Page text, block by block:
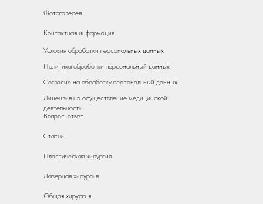
Фотогалерея
Контактная информация
Согласие на обработку персональный данных
Политика обработки персональный данных
Условия обработки персональных данных
Вопрос-ответ
Статьи
Лицензия на осуществление медицинской
деятельности
Пластическая хирургия
Лазерная хирургия
Общая хирургия